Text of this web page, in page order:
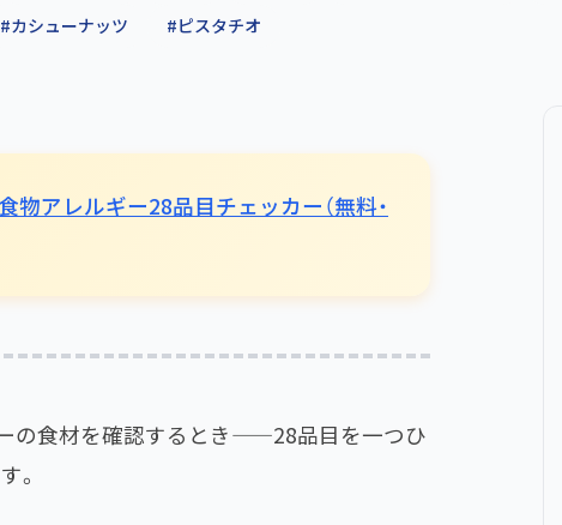
#カシューナッツ # ピスタチオ
物アレルギー28品目チェッカー（無料・
の食材を確認するとき——28品目を一つひ
。